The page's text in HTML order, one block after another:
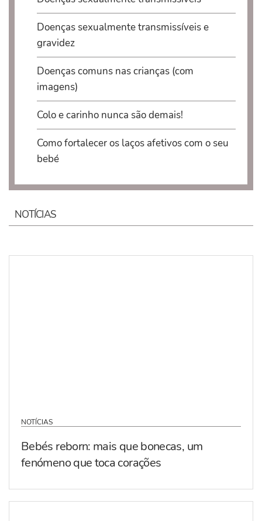
Doenças sexualmente transmissíveis e
gravidez
Doenças comuns nas crianças (com
imagens)
Colo e carinho nunca são demais!
Como fortalecer os laços afetivos com o seu
bebé
NOTÍCIAS
NOTÍCIAS
Bebés reborn: mais que bonecas, um
fenómeno que toca corações